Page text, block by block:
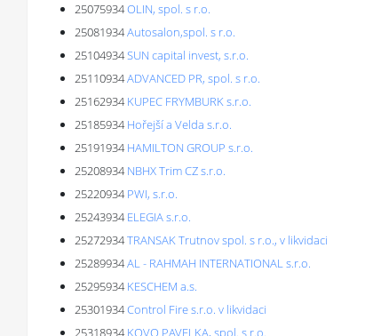
25075934OLIN, spol. s r.o.
25081934Autosalon,spol. s r.o.
25104934SUN capital invest, s.r.o.
25110934ADVANCED PR, spol. s r.o.
25162934 KUPEC FRYMBURK s.r.o.
25185934 Hořejší a Velda s.r.o.
25191934 HAMILTON GROUP s.r.o.
25208934 NBHX Trim CZ s.r.o.
25220934 PWI, s.r.o.
25243934 ELEGIA s.r.o.
25272934TRANSAK Trutnov spol. s r.o., v likvidaci
25289934AL - RAHMAH INTERNATIONAL s.r.o.
25295934 KESCHEM a.s.
25301934Control Fire s.r.o. v likvidaci
25318934 KOVO PAVELKA, spol. s r.o.